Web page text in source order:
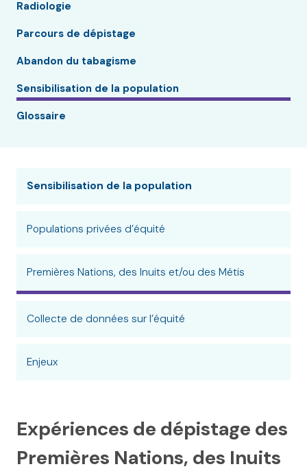
Radiologie
Parcours de dépistage
Abandon du tabagisme
Sensibilisation de la population
Glossaire
Sensibilisation de la population
Populations privées d’équité
Premières Nations, des Inuits et/ou des Métis
Collecte de données sur l’équité
Enjeux
Expériences de dépistage des
Premières Nations, des Inuits